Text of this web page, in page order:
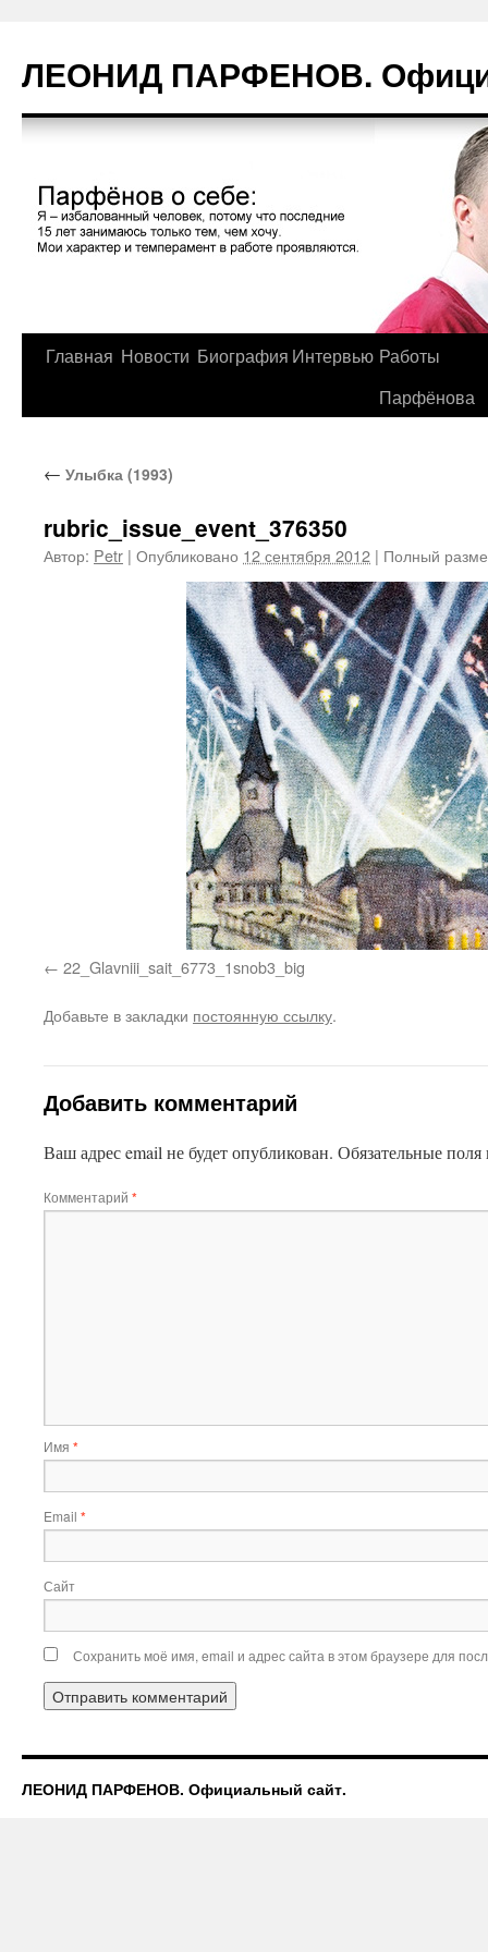
содержимому
ЛЕОНИД ПАРФЕНОВ.
Главная Новости Биография Интервью Работы
Парфёнова
← Улыбка (1993)
rubric_issue_event_376350
Автор: Petr | Опубликовано 12 сентября 2012 | Полный
22_Glavniii_sait_6773_1snob3_big
Добавьте в закладки постоянную ссылку.
Добавить комментарий
Ваш адрес email не будет опубликован. Обязательные
Комментарий *
Имя *
Email *
Сайт
Сохранить моё имя, email и адрес сайта в этом браузере для
ЛЕОНИД ПАРФЕНОВ. Официальный сайт.